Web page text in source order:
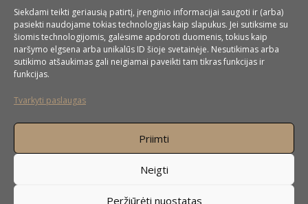
Siekdami teikti geriausią patirtį, įrenginio informacijai saugoti ir (arba)
pasiekti naudojame tokias technologijas kaip slapukus. Jei sutiksime su
šiomis technologijomis, galėsime apdoroti duomenis, tokius kaip
naršymo elgsena arba unikalūs ID šioje svetainėje. Nesutikimas arba
sutikimo atšaukimas gali neigiamai paveikti tam tikras funkcijas ir
funkcijas.
Tvarkyti paslaugas
Priimti
Neigti
Peržiūrėti nuostatas